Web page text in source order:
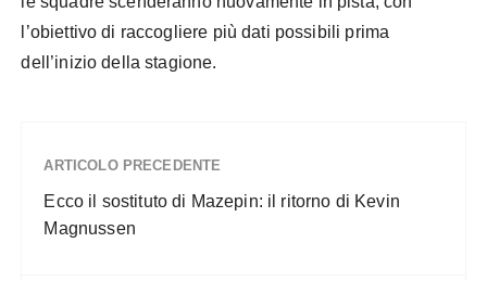
l’obiettivo di raccogliere più dati possibili prima
dell’inizio della stagione.
ARTICOLO PRECEDENTE
Ecco il sostituto di Mazepin: il ritorno di Kevin
Magnussen